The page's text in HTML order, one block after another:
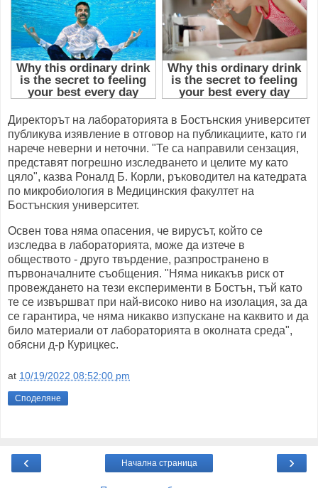
Директорът на лабораторията в Бостънския университет
публикува изявление в отговор на публикациите, като ги
нарече неверни и неточни. "Те са направили сензация,
представят погрешно изследването и целите му като
цяло", казва Роналд Б. Корли, ръководител на катедрата
по микробиология в Медицинския факултет на
Бостънския университет.
Освен това няма опасения, че вирусът, който се
изследва в лабораторията, може да изтече в
обществото - друго твърдение, разпространено в
първоначалните съобщения. "Няма никакъв риск от
провеждането на тези експерименти в Бостън, тъй като
те се извършват при най-високо ниво на изолация, за да
се гарантира, че няма никакво изпускане на каквито и да
било материали от лабораторията в околната среда",
обясни д-р Курицкес.
at 10/19/2022 08:52:00 pm
Споделяне
‹ ›
Начална страница